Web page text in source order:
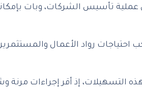
تأسيس الشركات، وبات
رواد الأعمال والمستثمرين
التسهيلات، إذ أقر إجراءات